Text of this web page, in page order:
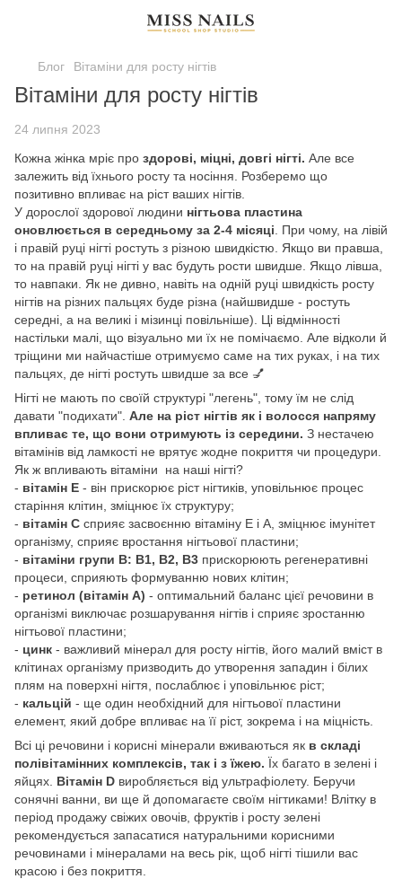
Блог Вітаміни для росту нігтів
Вітаміни для росту нігтів
24 липня 2023
Кожна жінка мріє про здорові, міцні, довгі нігті. Але все
залежить від їхнього росту та носіння. Розберемо що
позитивно впливає на ріст ваших нігтів.
У дорослої здорової людини нігтьова пластина
оновлюється в середньому за 2-4 місяці . При чому, на лівій
і правій руці нігті ростуть з різною швидкістю. Якщо ви правша,
то на правій руці нігті у вас будуть рости швидше. Якщо лівша,
то навпаки. Як не дивно, навіть на одній руці швидкість росту
нігтів на різних пальцях буде різна (найшвидше - ростуть
середні, а на великі і мізинці повільніше). Ці відмінності
настільки малі, що візуально ми їх не помічаємо. Але відколи й
тріщини ми найчастіше отримуємо саме на тих руках, і на тих
пальцях, де нігті ростуть швидше за все 💅
Нігті не мають по своїй структурі "легень", тому їм не слід
давати "подихати". Але на ріст нігтів як і волосся напряму
впливає те, що вони отримують із середини. З нестачею
вітамінів від ламкості не врятує жодне покриття чи процедури.
Як ж впливають вітаміни на наші нігті?
- вітамін Е - він прискорює ріст нігтиків, уповільнює процес
старіння клітин, зміцнює їх структуру;
- вітамін С сприяє засвоєнню вітаміну Е і А, зміцнює імунітет
організму, сприяє вростання нігтьової пластини;
- вітаміни групи В: В1, В2, В3 прискорюють регенеративні
процеси, сприяють формуванню нових клітин;
- ретинол (вітамін А) - оптимальний баланс цієї речовини в
організмі виключає розшарування нігтів і сприяє зростанню
нігтьової пластини;
- цинк - важливий мінерал для росту нігтів, його малий вміст в
клітинах організму призводить до утворення западин і білих
плям на поверхні нігтя, послаблює і уповільнює ріст;
- кальцій - ще один необхідний для нігтьової пластини
елемент, який добре впливає на її ріст, зокрема і на міцність.
Всі ці речовини і корисні мінерали вживаються як в складі
полівітамінних комплексів, так і з їжею. Їх багато в зелені і
яйцях. Вітамін D виробляється від ультрафіолету. Беручи
сонячні ванни, ви ще й допомагаєте своїм нігтиками! Влітку в
період продажу свіжих овочів, фруктів і росту зелені
рекомендується запасатися натуральними корисними
речовинами і мінералами на весь рік, щоб нігті тішили вас
красою і без покриття.